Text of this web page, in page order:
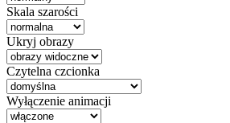
Skala szarości
Ukryj obrazy
Czytelna czcionka
Wyłączenie animacji